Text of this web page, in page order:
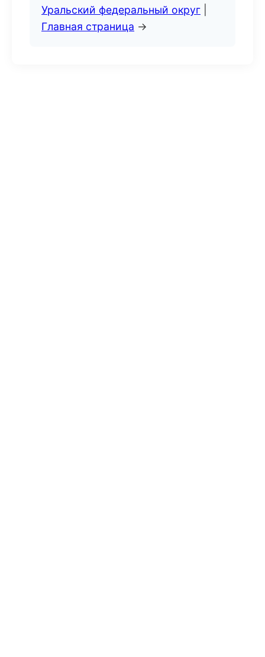
Уральский федеральный округ
Главная страница →